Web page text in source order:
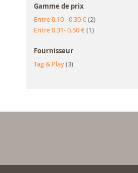
Gamme de prix
Entre 0.10 - 0.30 € 2article
Entre 0.31- 0.50 € 1article
Fournisseur
Tag & Play 3article